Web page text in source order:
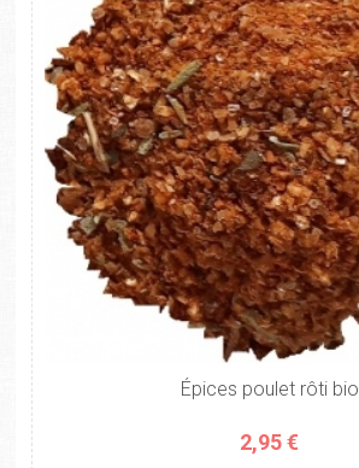
Épices poulet rôti bio
2,95 €